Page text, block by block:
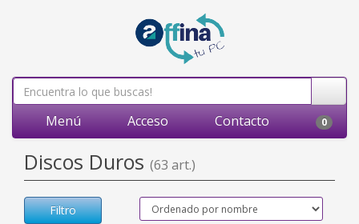
Menú Acceso Contacto 0
Discos Duros (63 art.)
Filtro